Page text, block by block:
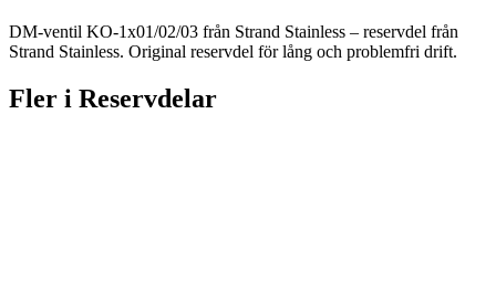
DM-ventil KO-1x01/02/03 från Strand Stainless – reservdel från
Strand Stainless. Original reservdel för lång och problemfri drift.
Fler i Reservdelar